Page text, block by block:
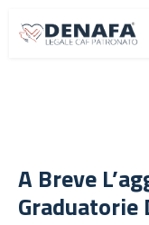
A Breve
Graduatorie